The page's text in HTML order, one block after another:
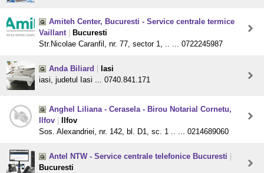
Amiteh Center, Bucuresti - Service centrale termice
Vaillant
Bucuresti
Str.Nicolae Caranfil, nr. 77, sector 1, .. ... 0722245987
Anda Biliard
Iasi
iasi, judetul Iasi ... 0740.841.171
Anghel Liliana - Cerasela - Birou Notarial Cornetu,
Ilfov
Ilfov
Sos. Alexandriei, nr. 142, bl. D1, sc. 1 .. ... 0214689060
Antel NTW - Service centrale telefonice Bucuresti
Bucuresti